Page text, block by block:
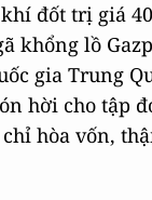
đốt trị giá
khổng lồ
gia Trung
hời cho tập
hòa vốn,